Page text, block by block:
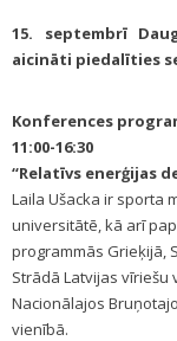
15. septembrī
aicināti piedalīties
Konferences
11:00-16:30
“Relatīvs enerģijas
Laila Ušacka ir sporta
universitātē, kā arī
programmās Grieķijā,
Strādā Latvijas
Nacionālajos
vienībā.